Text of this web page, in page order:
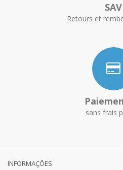
SAV
Retours et
sans frais
INFORMAÇÕES